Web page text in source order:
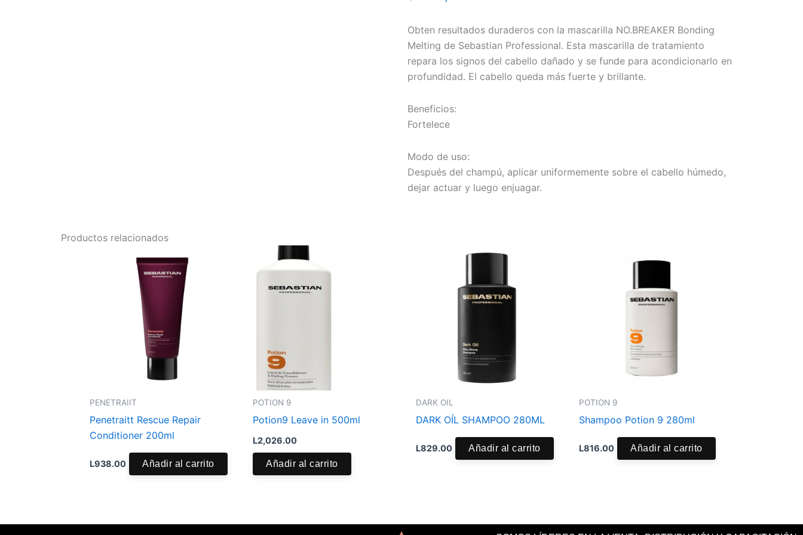
Obten resultados duraderos con la mascarilla NO.BREAKER Bonding
Melting de Sebastian Professional. Esta mascarilla de tratamiento
repara los signos del cabello dañado y se funde para acondicionarlo en
profundidad. El cabello queda más fuerte y brillante.
Beneficios:
Fortelece
Modo de uso:
Después del champú, aplicar uniformemente sobre el cabello húmedo,
dejar actuar y luego enjuagar.
Productos relacionados
PENETRAIIT
Penetraitt Rescue Repair
Conditioner 200ml
L938.00 Añadir al carrito
POTION 9
Potion9 Leave in 500ml
L2,026.00
Añadir al carrito
DARK OIL
DARK OÍL SHAMPOO 280ML
L829.00 Añadir al carrito
POTION 9
Shampoo Potion 9 280ml
L816.00 Añadir al carrito